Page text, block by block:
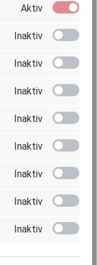
ca. 7
Aktiv
Inaktiv
Inaktiv
Inaktiv
Inaktiv
Inaktiv
Inaktiv
Inaktiv
Inaktiv